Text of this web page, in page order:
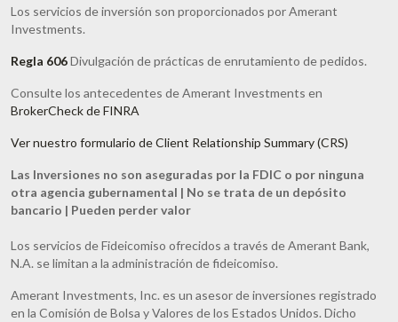
Los servicios de inversión son proporcionados por Amerant
Investments.
Regla 606Divulgación de prácticas de enrutamiento de pedidos.
Consulte los antecedentes de Amerant Investments en
BrokerCheck de FINRA
Ver nuestro formulario de Client Relationship Summary (CRS)
Las Inversiones no son aseguradas por la FDIC o por ninguna
otra agencia gubernamental | No se trata de un depósito
bancario | Pueden perder valor
Los servicios de Fideicomiso ofrecidos a través de Amerant Bank,
N.A. se limitan a la administración de fideicomiso.
Amerant Investments, Inc. es un asesor de inversiones registrado
en la Comisión de Bolsa y Valores de los Estados Unidos. Dicho